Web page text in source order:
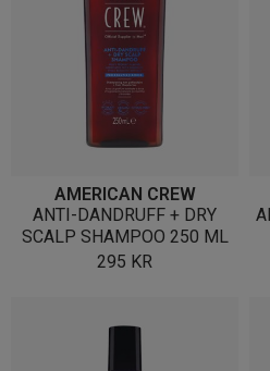
AMERICAN CREW
ANTI-DANDRUFF + DRY
SCALP SHAMPOO 250 ML
295 KR